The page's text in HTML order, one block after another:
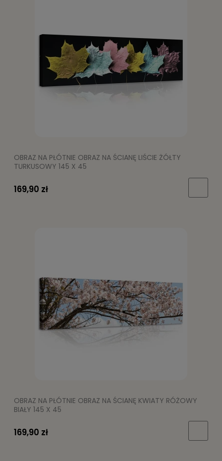
OBRAZ NA PŁÓTNIE OBRAZ NA ŚCIANĘ LIŚCIE ŻÓŁTY
TURKUSOWY 145 X 45
169,90 zł
OBRAZ NA PŁÓTNIE OBRAZ NA ŚCIANĘ KWIATY RÓŻOWY
BIAŁY 145 X 45
169,90 zł